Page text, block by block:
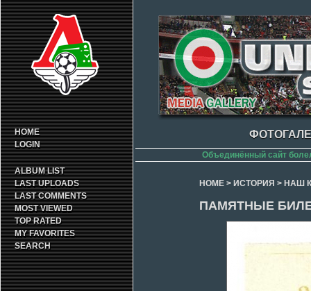
HOME
LOGIN
ALBUM LIST
LAST UPLOADS
LAST COMMENTS
MOST VIEWED
TOP RATED
MY FAVORITES
SEARCH
Объединённый сайт
HOME> ИСТОРИЯ > НАШ
ПАМЯТНЫЕ